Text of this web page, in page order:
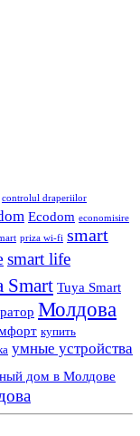
controlul draperiilor
Ecodom economisire
priza wi-fi smart
smart life
Smart Tuya Smart
Молдова
купить
умные устройства
дом в Молдове